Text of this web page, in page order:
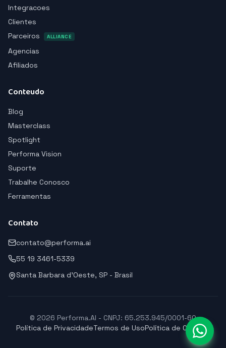
Integracoes
Clientes
Parceiros
ALLIANCE
Agencias
Afiliados
Conteudo
Blog
Masterclass
Spotlight
Performa Vision
Suporte
Trabalhe Conosco
Ferramentas
Contato
contato@performa.ai
55 19 3461-5339
Santa Barbara d'Oeste, SP - Brasil
© 2026 Performa.AI - CNPJ: 65.253.945/0001-60
Política de PrivacidadeTermos de UsoPolítica de Cookies